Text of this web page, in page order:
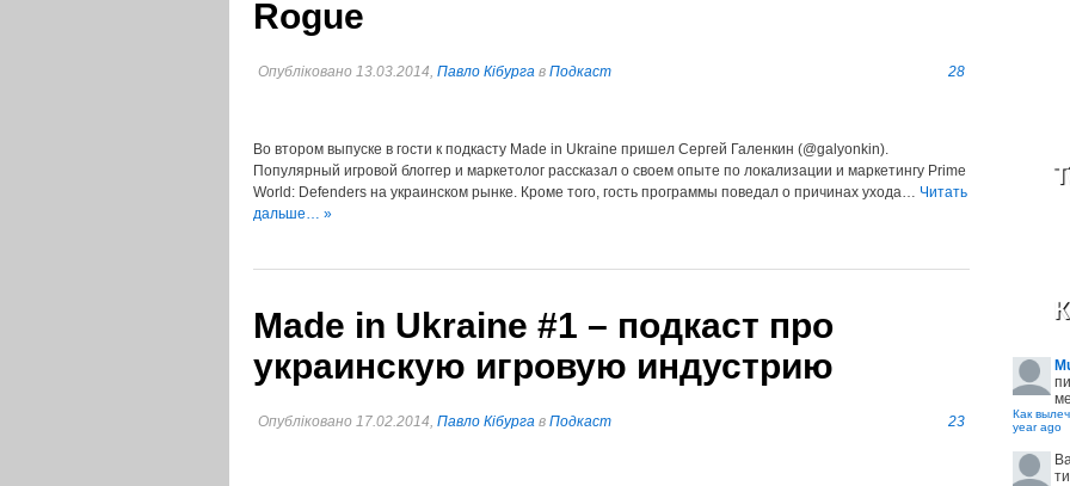
Rogue
Опубліковано 13.03.2014, Павло Кібурга в Подкаст 28
Во втором выпуске в гости к подкасту Made in Ukraine пришел Сергей Галенкин (@galyonkin).
Популярный игровой блоггер и маркетолог рассказал о своем опыте по локализации и маркетингу Prime
World: Defenders на украинском рынке. Кроме того, гость программы поведал о причинах ухода… Читать
дальше… »
Made in Ukraine #1 – подкаст про
украинскую игровую индустрию
Опубліковано 17.02.2014, Павло Кібурга в Подкаст 23 Как
year ago